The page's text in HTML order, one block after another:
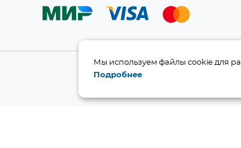
Мы используем файлы cookie для
Подробнее